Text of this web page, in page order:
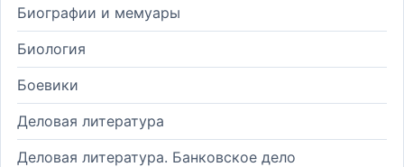
Биографии и мемуары
Биология
Боевики
Деловая литература
Деловая литература. Банковское дело